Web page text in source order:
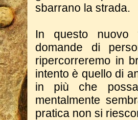
sbarrano la strada.
In questo nuovo
domande di
ripercorreremo in
intento è quello di
in più che
mentalmente
pratica non si